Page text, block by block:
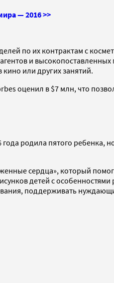
— 2016 >>
по их контрактам с
и
или других занятий.
оценил в $7 млн, что
родила пятого ребенка,
сердца», который
детей с
поддерживать